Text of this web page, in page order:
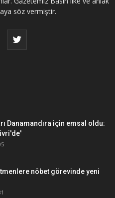
söz vermiştir.
Danamandıra için emsal oldu:
nöbet görevinde yeni